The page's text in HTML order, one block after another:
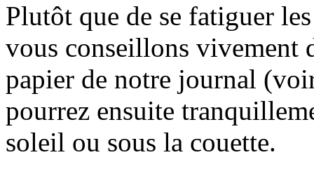
Plutôt que de se fatiguer
vous conseillons vivement
papier de notre journal
pourrez ensuite
soleil ou sous la couette.